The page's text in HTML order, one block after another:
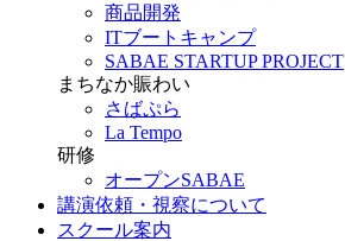
商品開発
ITブートキャンプ
SABAE STARTUP PROJECT
まちなか賑わい
さばぷら
La Tempo
研修
オープンSABAE
講演依頼・視察について
スクール案内